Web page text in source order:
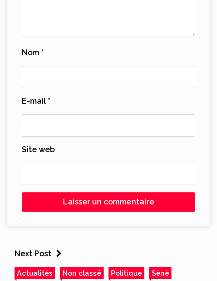
Nom *
E-mail *
Site web
Next Post
Actualités Non classé Politique Sènè